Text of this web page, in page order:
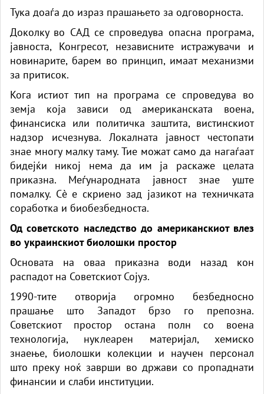
Тука доаѓа до израз прашањето за одговорноста.
Доколку во САД се спроведува опасна програма,
јавноста, Конгресот, независните истражувачи и
новинарите, барем во принцип, имаат механизми
за притисок.
Кога истиот тип на програма се спроведува во
земја која зависи од американската воена,
финансиска или политичка заштита, вистинскиот
надзор исчезнува. Локалната јавност честопати
знае многу малку таму. Тие можат само да нагаѓаат
бидејќи никој нема да им ја раскаже целата
приказна. Меѓународната јавност знае уште
помалку. Сè е скриено зад јазикот на техничката
соработка и биобезбедноста.
Од советското наследство до американскиот влез
во украинскиот биолошки простор
Основата на оваа приказна води назад кон
распадот на Советскиот Сојуз.
1990-тите отворија огромно безбедносно
прашање што Западот брзо го препозна.
Советскиот простор остана полн со воена
технологија, нуклеарен материјал, хемиско
знаење, биолошки колекции и научен персонал
што преку ноќ заврши во држави со пропаднати
финансии и слаби институции.